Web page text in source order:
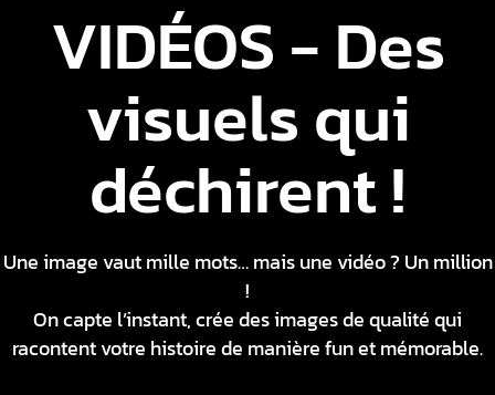
VIDÉOS - Des
visuels qui
déchirent !
Une image vaut mille mots… mais une vidéo ? Un million
!
On capte l’instant, crée des images de qualité qui
racontent votre histoire de manière fun et mémorable.